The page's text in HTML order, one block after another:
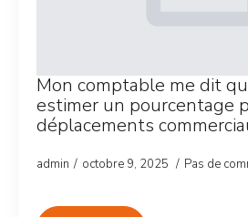
Mon comptable me dit
estimer un pourcentage
déplacements
admin octobre 9, 2025 Pas de